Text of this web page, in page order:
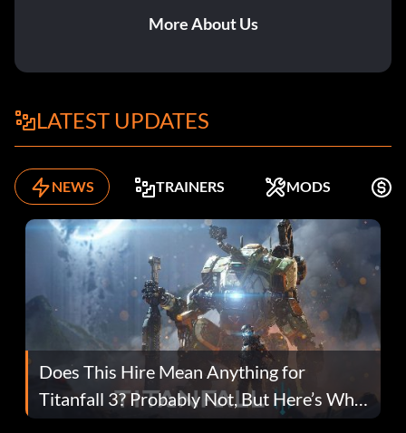
More About Us
LATEST UPDATES
NEWS TRAINERS MODS
Does This Hire Mean Anything for
Titanfall 3? Probably Not, But Here’s Why
Fans Are Hopeful